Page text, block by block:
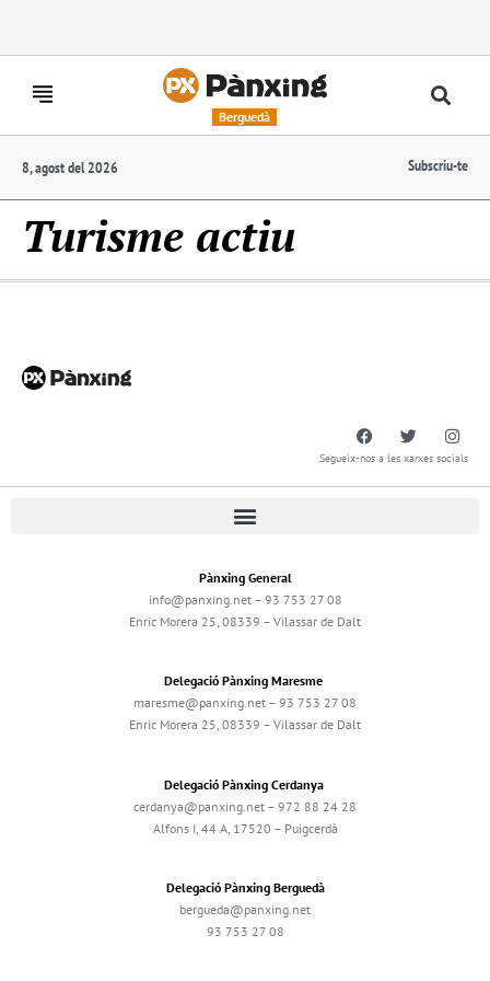
Berguedà
8, agost del 2026 Subscriu-te
Turisme actiu
Segueix-nos a les xarxes socials
Pànxing General
info@panxing.net – 93 753 27 08
Enric Morera 25, 08339 – Vilassar de Dalt
Delegació Pànxing Maresme
maresme@panxing.net – 93 753 27 08
Enric Morera 25, 08339 – Vilassar de Dalt
Delegació Pànxing Cerdanya
cerdanya@panxing.net – 972 88 24 28
Alfons I, 44 A, 17520 – Puigcerdà
Delegació Pànxing Berguedà
bergueda@panxing.net
93 753 27 08